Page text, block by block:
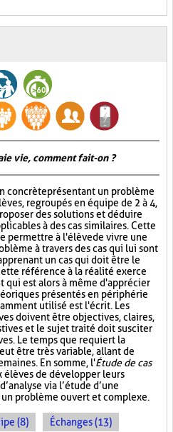
vie, comment fait-on ?
concrète présentant un problème
regroupés en équipe de 2 à 4,
des solutions et déduire
à des cas similaires. Cette
permettre à l'élève de vivre une
à travers des cas qui lui sont
un cas qui doit être le
référence à la réalité exerce
qui est alors à même d'apprécier
présentés en périphérie
utilisé est l'écrit. Les
doivent être objectives, claires,
et le sujet traité doit susciter
Le temps que requiert la
être très variable, allant de
En somme, l'Étude de cas
élèves de développer leurs
via l’étude d’une
problème ouvert et complexe.
(8) Échanges (13)